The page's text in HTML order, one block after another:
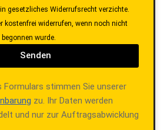
gesetzliches Widerrufsrecht verzichte.
kostenfrei widerrufen, wenn noch nicht
wurde.
Senden
Formulars stimmen Sie unserer
zu. Ihr Daten werden
und nur zur Auftragsabwicklung